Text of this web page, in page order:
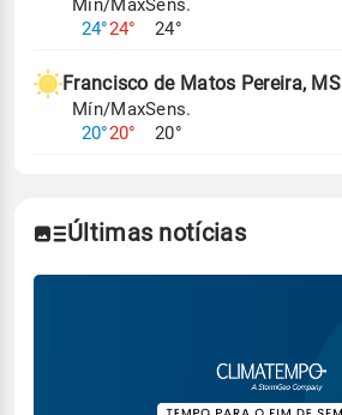
Mín/Max
24°24°
Sens.
24°
Francisco de Matos Pereira, MS
Mín/Max
20°20°
Sens.
20°
Últimas notícias